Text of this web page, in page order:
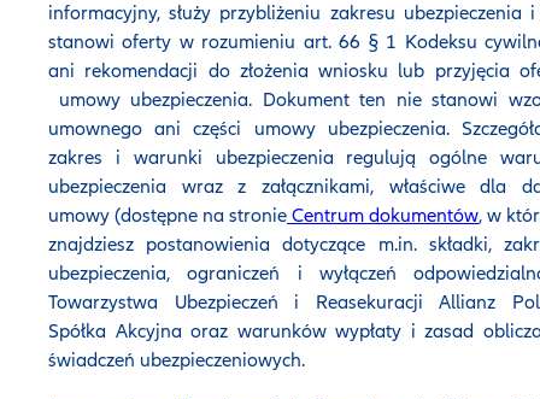
informacyjny, służy przybliżeniu zakresu ubezpieczenia
stanowi oferty w rozumieniu art. 66 § 1 Kodeksu
ani rekomendacji do złożenia wniosku lub przyjęcia
umowy ubezpieczenia. Dokument ten nie stanowi
umownego ani części umowy ubezpieczenia.
zakres i warunki ubezpieczenia regulują ogólne
ubezpieczenia wraz z załącznikami, właściwe dla
umowy (dostępne na stronie Centrum dokumentów, w
znajdziesz postanowienia dotyczące m.in. składki,
ubezpieczenia, ograniczeń i wyłączeń
Towarzystwa Ubezpieczeń i Reasekuracji Allianz
Spółka Akcyjna oraz warunków wypłaty i zasad
świadczeń ubezpieczeniowych.